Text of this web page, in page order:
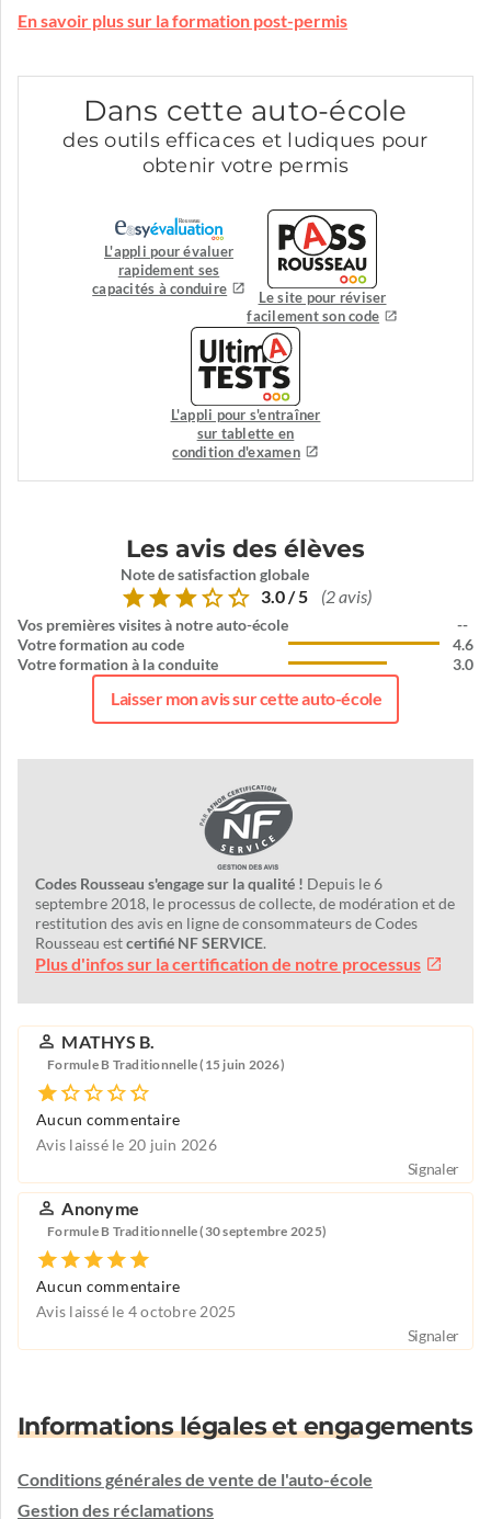
En savoir plus sur la formation post-permis
Dans cette auto-école
des outils efficaces et ludiques pour
obtenir votre permis
L'appli pour évaluer
rapidement ses
capacités à conduire
Le site pour réviser
facilement son code
L'appli pour s'entraîner
sur tablette en
condition d'examen
Les avis des élèves
Note de satisfaction globale
3.0 / 5 (2 avis)
Vos premières visites à notre auto-école
Votre formation au code
Votre formation à la conduite
--
4.6
3.0
Laisser mon avis sur cette auto-école
Codes Rousseau s'engage sur la qualité ! Depuis le 6
septembre 2018, le processus de collecte, de modération et de
restitution des avis en ligne de consommateurs de Codes
Rousseau estcertifié NF SERVICE.
Plus d'infos sur la certification de notre processus
MATHYS B.
Formule B Traditionnelle (15 juin 2026)
Aucun commentaire
Avis laissé le 20 juin 2026
Signaler
Anonyme
Formule B Traditionnelle (30 septembre 2025)
Aucun commentaire
Avis laissé le 4 octobre 2025
Signaler
Informations légales et engagements
Conditions générales de vente de l'auto-école
Gestion des réclamations